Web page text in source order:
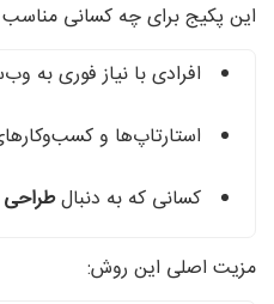
این پکیج برای چه کسانی
افرادی با نیاز فوری به
استارتاپ‌ها و
کسانی که به دنبال
مزیت اصلی این روش: